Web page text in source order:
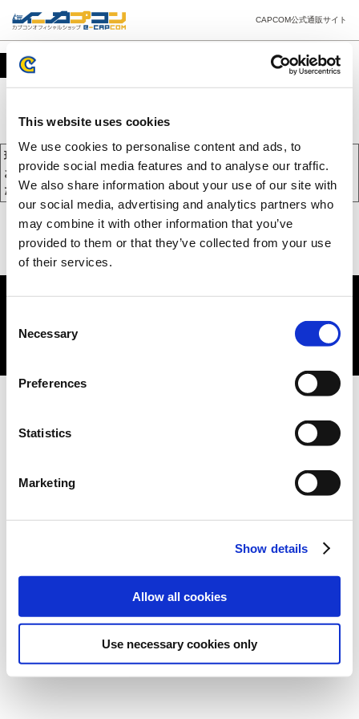
This website uses cookies
We use cookies to personalise content and ads, to
provide social media features and to analyse our traffic.
We also share information about your use of our site with
our social media, advertising and analytics partners who
may combine it with other information that you’ve
provided to them or that they’ve collected from your use
of their services.
Selection
Necessary
Preferences
Statistics
Marketing
Show details
Allow all cookies
Use necessary cookies only
CAPCOM公式通販サイト
カート
現在、カートには商品が入っておりません。
お買い物を続けるには下の 「お買い物を続ける」 をクリックしてく
ださい。